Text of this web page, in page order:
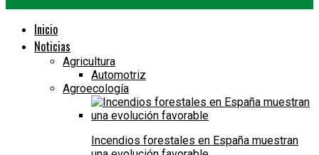
Inicio
Noticias
Agricultura
Automotriz
Agroecología
Incendios forestales en España muestran